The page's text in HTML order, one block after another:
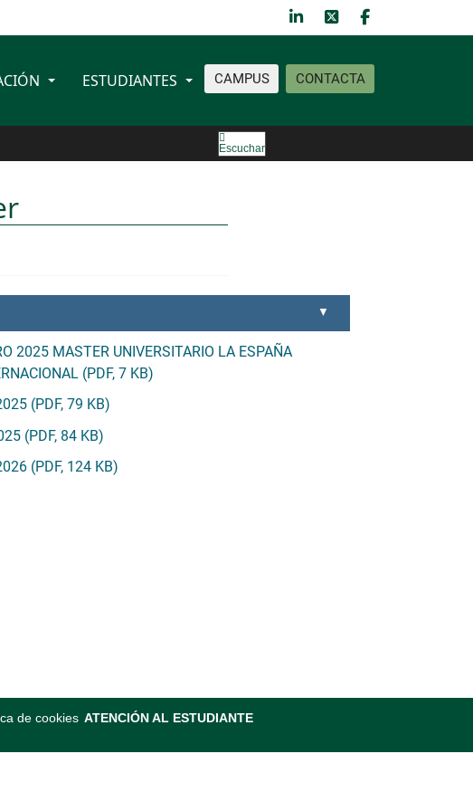
CAMPUS CONTACTA
ESTUDIANTES
Escuchar
2025 MASTER UNIVERSITARIO LA ESPAÑA
(PDF, 7 KB)
(PDF, 79 KB)
(PDF, 84 KB)
(PDF, 124 KB)
de cookies ATENCIÓN AL ESTUDIANTE